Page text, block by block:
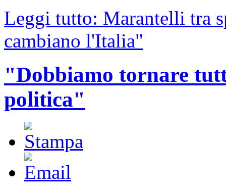
Leggi tutto: Marantelli tra
cambiano l'Italia"
"Dobbiamo tornare
politica"